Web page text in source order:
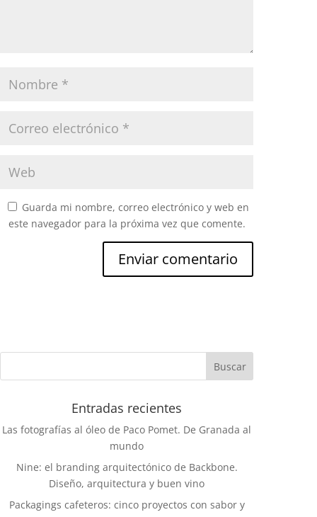
Guarda mi nombre, correo electrónico y web en
este navegador para la próxima vez que comente.
Entradas recientes
Las fotografías al óleo de Paco Pomet. De Granada al
mundo
Nine: el branding arquitectónico de Backbone.
Diseño, arquitectura y buen vino
Packagings cafeteros: cinco proyectos con sabor y